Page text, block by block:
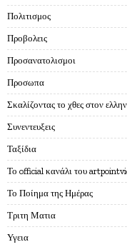
Πολιτισμος
Προβολεις
Προσανατολισμοι
Προσωπα
Σκαλίζοντας το χθες στον
Συνεντευξεις
Ταξίδια
Το official κανάλι του
Το Ποίημα της Ημέρας
Τριτη Ματια
Υγεια